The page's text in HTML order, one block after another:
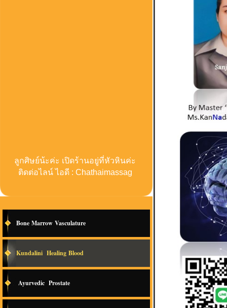
ลูกศิษย์น้ะค่ะ เปิดร้านอยู่ที่หัวหินค่ะ
ติดต่อไลน์ ไอดี : Chathaimassag
Bone Marrow Vasculature
Kundalini Healing Blood
Ayurvedic Prostate